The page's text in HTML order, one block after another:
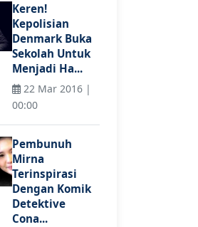
Keren!
Kepolisian
Denmark Buka
Sekolah Untuk
Menjadi Ha...
22 Mar 2016 |
00:00
Pembunuh
Mirna
Terinspirasi
Dengan Komik
Detektive
Cona...